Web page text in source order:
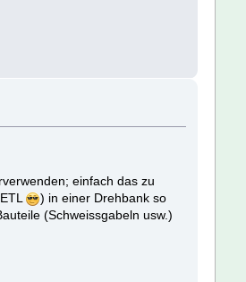
einfach das zu
ETL
) in einer Drehbank so
(Schweissgabeln usw.)